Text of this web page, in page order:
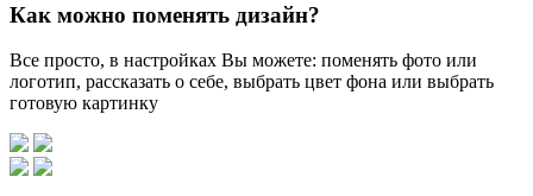
Как можно поменять дизайн?
Все просто, в настройках Вы можете: поменять фото или
логотип, рассказать о себе, выбрать цвет фона или выбрать
готовую картинку